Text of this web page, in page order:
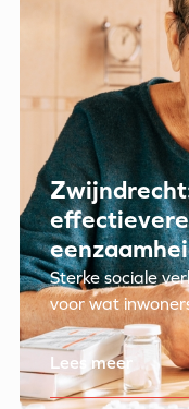
Sterke sociale
voor wat
Lees meer